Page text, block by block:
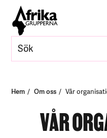
Hem Om oss Vår
VÅR